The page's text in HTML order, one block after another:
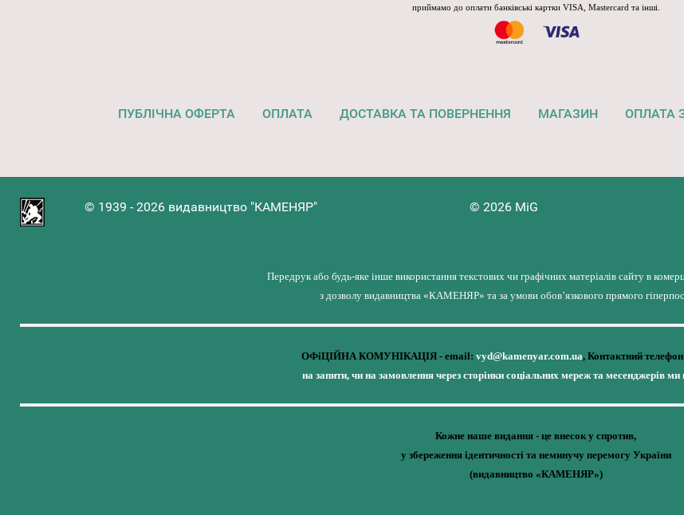
приймамо до оплати банківські картки VISA, Mastercard та інші.
ПУБЛІЧНА ОФЕРТА ОПЛАТА ДОСТАВКА ТА ПОВЕРНЕННЯ МАГАЗИН ОПЛАТА
© 1939 - 2026 видавництво "КАМЕНЯР" © 2026 MiG
Передрук або будь-яке інше використання текстових чи графічних матеріалів сайту в
з дозволу видавництва «КАМЕНЯР» та за умови обов’язкового прямого
ОФіЦІЙНА КОМУНІКАЦІЯ - email: vyd@kamenyar.com.ua, Контактний
на запити, чи на замовлення через сторінки соціальних мереж та месенджерів ми
Кожне наше видання - це внесок у спротив,
у збереження ідентичності та неминучу перемогу України
(видавництво «КАМЕНЯР»)